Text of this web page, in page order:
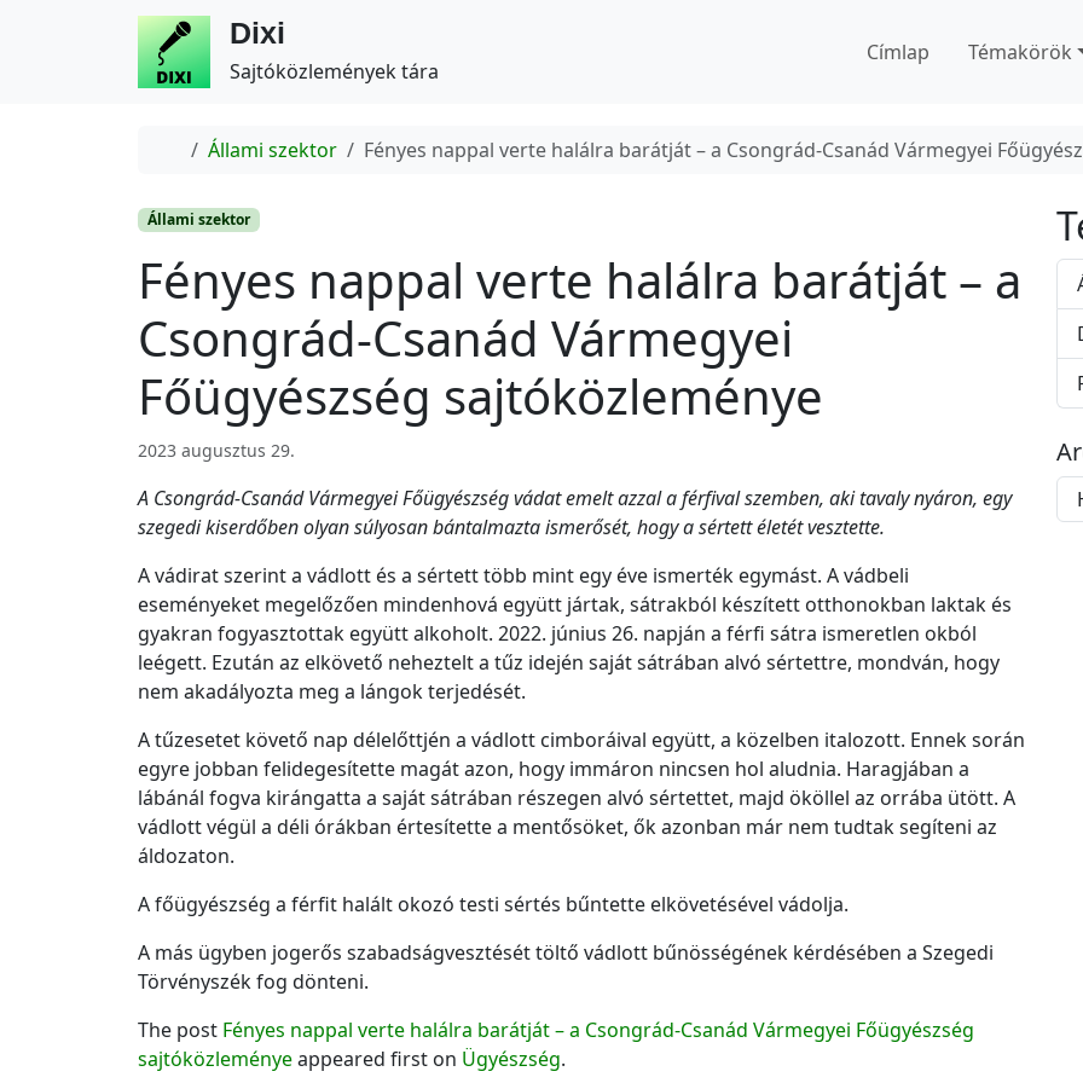
Dixi
Sajtóközlemények tára
Címlap Témakörök
Home
Állami szektor Fényes nappal verte halálra barátját – a Csongrád-Csanád Vármegyei
Állami szektor
Fényes nappal verte halálra barátját – a
Csongrád-Csanád Vármegyei
Főügyészség sajtóközleménye
2023 augusztus 29.
A Csongrád-Csanád Vármegyei Főügyészség vádat emelt azzal a férfival szemben, aki tavaly nyáron, egy
szegedi kiserdőben olyan súlyosan bántalmazta ismerősét, hogy a sértett életét vesztette.
A vádirat szerint a vádlott és a sértett több mint egy éve ismerték egymást. A vádbeli
eseményeket megelőzően mindenhová együtt jártak, sátrakból készített otthonokban laktak és
gyakran fogyasztottak együtt alkoholt. 2022. június 26. napján a férfi sátra ismeretlen okból
leégett. Ezután az elkövető neheztelt a tűz idején saját sátrában alvó sértettre, mondván, hogy
nem akadályozta meg a lángok terjedését.
A tűzesetet követő nap délelőttjén a vádlott cimboráival együtt, a közelben italozott. Ennek során
egyre jobban felidegesítette magát azon, hogy immáron nincsen hol aludnia. Haragjában a
lábánál fogva kirángatta a saját sátrában részegen alvó sértettet, majd ököllel az orrába ütött. A
vádlott végül a déli órákban értesítette a mentősöket, ők azonban már nem tudtak segíteni az
áldozaton.
A főügyészség a férfit halált okozó testi sértés bűntette elkövetésével vádolja.
A más ügyben jogerős szabadságvesztését töltő vádlott bűnösségének kérdésében a Szegedi
Törvényszék fog dönteni.
The post Fényes nappal verte halálra barátját – a Csongrád-Csanád Vármegyei Főügyészség
sajtóközleményeappeared first on Ügyészség.
r